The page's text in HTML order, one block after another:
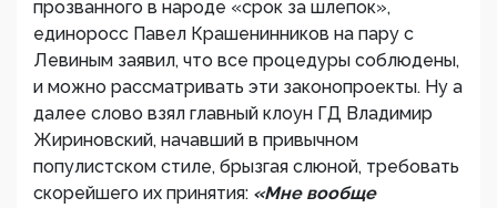
прозванного в народе «срок за шлепок»,
единоросс Павел Крашенинников на пару с
Левиным заявил, что все процедуры соблюдены,
и можно рассматривать эти законопроекты. Ну а
далее слово взял главный клоун ГД Владимир
Жириновский, начавший в привычном
популистском стиле, брызгая слюной, требовать
скорейшего их принятия: «Мне вообще